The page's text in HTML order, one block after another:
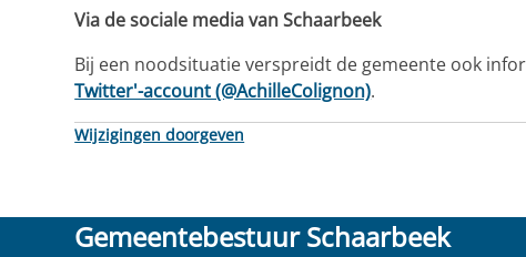
Via de sociale media van Schaarbeek
Bij een noodsituatie verspreidt de gemeente ook
Twitter'-account (@AchilleColignon).
Wijzigingen doorgeven
Gemeentebestuur Schaarbeek